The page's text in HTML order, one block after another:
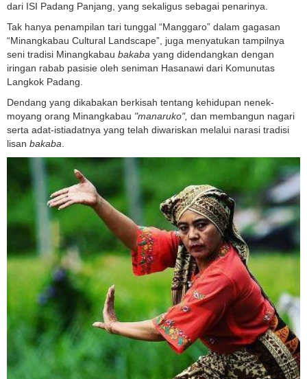
dari ISI Padang Panjang, yang sekaligus sebagai penarinya.
Tak hanya penampilan tari tunggal “Manggaro” dalam gagasan
“Minangkabau Cultural Landscape”, juga menyatukan tampilnya
seni tradisi Minangkabau bakaba yang didendangkan dengan
iringan rabab pasisie oleh seniman Hasanawi dari Komunutas
Langkok Padang.
Dendang yang dikabakan berkisah tentang kehidupan nenek-
moyang orang Minangkabau "manaruko", dan membangun nagari
serta adat-istiadatnya yang telah diwariskan melalui narasi tradisi
lisan bakaba.